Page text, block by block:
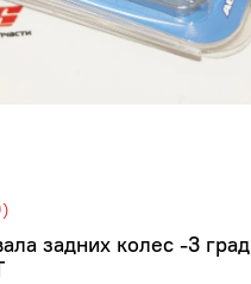
задних колес -3 град